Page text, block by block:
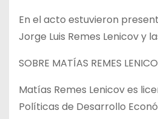
En el acto estuvieron
Jorge Luis Remes Lenicov y
SOBRE MATÍAS REMES
Matías Remes Lenicov es
Políticas de Desarrollo